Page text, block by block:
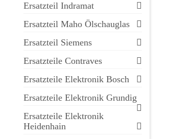
Ersatzteil Indramat
Ersatzteil Maho Ölschauglas
Ersatzteil Siemens
Ersatzteile Contraves
Ersatzteile Elektronik Bosch
Ersatzteile Elektronik Grundig
Ersatzteile Elektronik
Heidenhain